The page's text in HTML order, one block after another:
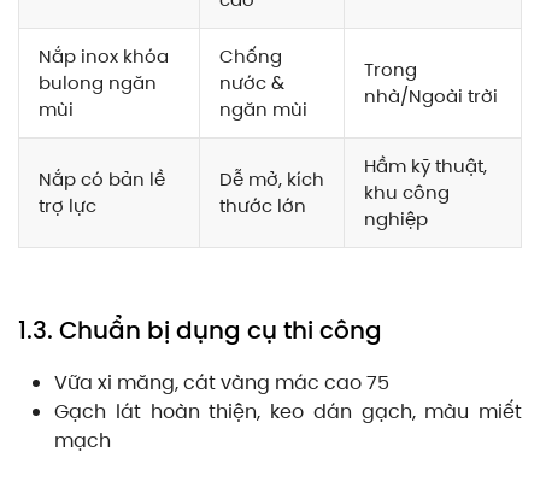
Nắp inox khóa
bulong ngăn
mùi
Chống
nước &
ngăn mùi
Trong
nhà/Ngoài trời
Nắp có bản lề
trợ lực
Dễ mở, kích
thước lớn
Hầm kỹ thuật,
khu công
nghiệp
1.3. Chuẩn bị dụng cụ thi công
Vữa xi măng, cát vàng mác cao 75
Gạch lát hoàn thiện, keo dán gạch, màu miết
mạch